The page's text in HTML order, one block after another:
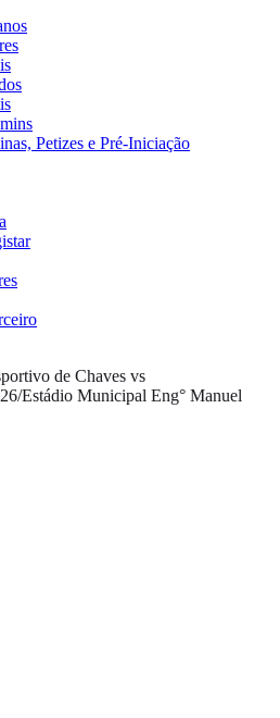
Petizes e Pré-Iniciação
de Chaves vs
/Estádio Municipal Eng° Manuel